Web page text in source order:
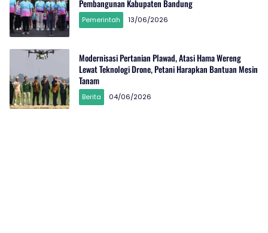
Pembangunan Kabupaten Bandung
Pemerintah 13/06/2026
Modernisasi Pertanian Plawad, Atasi Hama Wereng
Lewat Teknologi Drone, Petani Harapkan Bantuan Mesin
Tanam
Berita 04/06/2026